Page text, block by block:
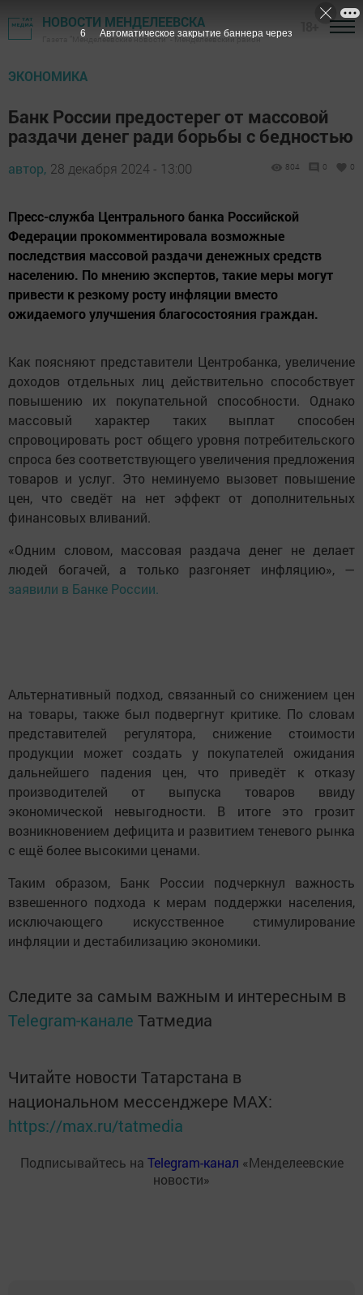
НОВОСТИ МЕНДЕЛЕЕВСКА
Газета "Менделеевские новости" - Менделеевский район
ЭКОНОМИКА
Банк России предостерег от массовой
раздачи денег ради борьбы с бедностью
автор, 28 декабря 2024 - 13:00 804 0 0
Пресс-служба Центрального банка Российской
Федерации прокомментировала возможные
последствия массовой раздачи денежных средств
населению. По мнению экспертов, такие меры могут
привести к резкому росту инфляции вместо
ожидаемого улучшения благосостояния граждан.
Как поясняют представители Центробанка, увеличение
доходов отдельных лиц действительно способствует
повышению их покупательной способности. Однако
массовый характер таких выплат способен
спровоцировать рост общего уровня потребительского
спроса без соответствующего увеличения предложения
товаров и услуг. Это неминуемо вызовет повышение
цен, что сведёт на нет эффект от дополнительных
финансовых вливаний.
«Одним словом, массовая раздача денег не делает
людей богачей, а только разгоняет инфляцию», —
заявили в Банке России.
Альтернативный подход, связанный со снижением цен
на товары, также был подвергнут критике. По словам
представителей регулятора, снижение стоимости
продукции может создать у покупателей ожидания
дальнейшего падения цен, что приведёт к отказу
производителей от выпуска товаров ввиду
экономической невыгодности. В итоге это грозит
возникновением дефицита и развитием теневого рынка
с ещё более высокими ценами.
Таким образом, Банк России подчеркнул важность
взвешенного подхода к мерам поддержки населения,
исключающего искусственное стимулирование
инфляции и дестабилизацию экономики.
Следите за самым важным и интересным в
Telegram-канале Татмедиа
Читайте новости Татарстана в
национальном мессенджере MАХ:
https://max.ru/tatmedia
Подписывайтесь на Telegram-канал «Менделеевские
новости»
5 Автоматическое закрытие баннера через